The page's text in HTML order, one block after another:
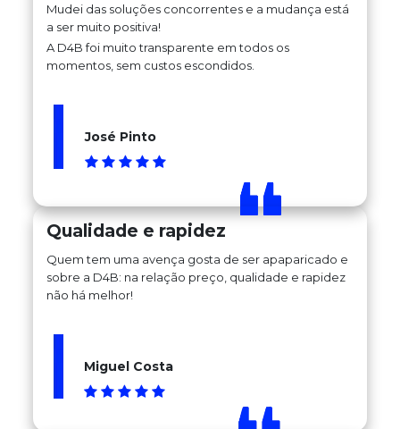
Mudei das soluções concorrentes e a mudança está
a ser muito positiva!
A D4B foi muito transparente em todos os
momentos, sem custos escondidos.
José Pinto
Qualidade e rapidez
Quem tem uma avença gosta de ser apaparicado e
sobre a D4B: na relação preço, qualidade e rapidez
não há melhor!
Miguel Costa